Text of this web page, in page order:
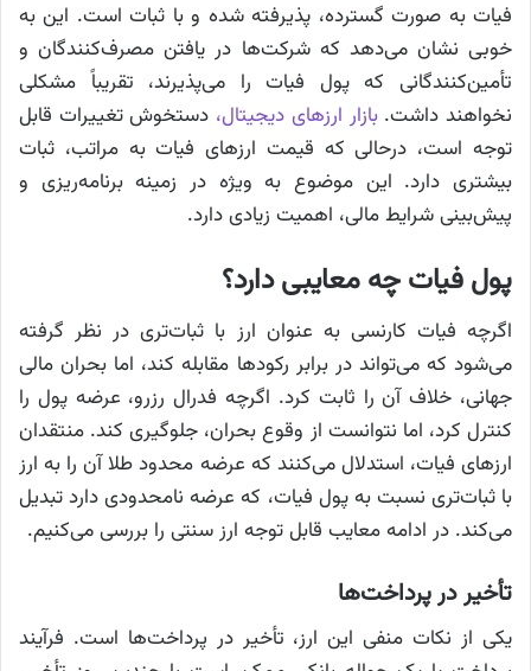
فیات به صورت گسترده، پذیرفته شده و با ثبات است. این به
خوبی نشان می‌دهد که شرکت‌ها در یافتن مصرف‌کنندگان و
تأمین‌کنندگانی که پول فیات را می‌پذیرند، تقریباً مشکلی
نخواهند داشت.بازار ارزهای دیجیتال، دستخوش تغییرات قابل
توجه است، درحالی که قیمت ارزهای فیات به مراتب، ثبات
بیشتری دارد. این موضوع به ویژه در زمینه برنامه‌ریزی و
پیش‌بینی شرایط مالی، اهمیت زیادی دارد.
پول فیات چه معایبی دارد؟
اگرچه فیات کارنسی به عنوان ارز با ثبات‌تری در نظر گرفته‌
می‌شود که می‌تواند در برابر رکودها مقابله کند، اما بحران مالی
جهانی، خلاف آن را ثابت کرد. اگرچه فدرال رزرو، عرضه پول را
کنترل کرد، اما نتوانست از وقوع بحران، جلوگیری کند. منتقدان
ارزهای فیات، استدلال می‌کنند که عرضه محدود طلا آن را به ارز
با ثبات‌تری نسبت به پول فیات، که عرضه نامحدودی دارد تبدیل
می‌کند. در ادامه معایب قابل توجه ارز سنتی را بررسی می‌کنیم.
تأخیر در پرداخت‌ها
یکی از نکات منفی این ارز، تأخیر در پرداخت‌ها است. فرآیند